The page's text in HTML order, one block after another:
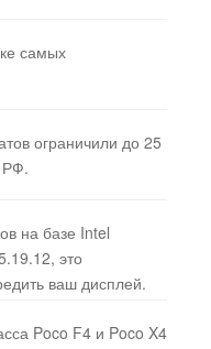
самых
ограничили до 25
РФ.
на базе Intel
это
ваш дисплей.
Poco F4 и Poco X4